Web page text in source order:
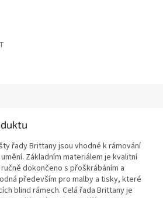
řady Brittany jsou vhodné k rámování
Základním materiálem je kvalitní
dokončeno s přoškrábáním a
především pro malby a tisky, které
blind rámech. Celá řada Brittany je